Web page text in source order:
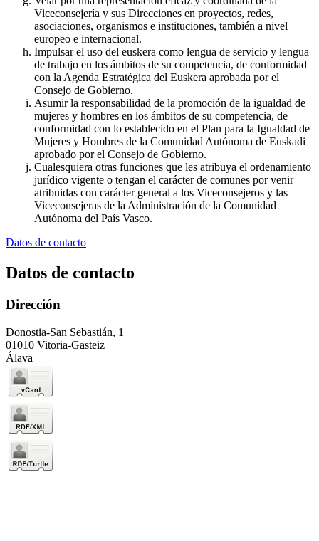
Viceconsejería y sus Direcciones en proyectos, redes,
asociaciones, organismos e instituciones, también a nivel
europeo e internacional.
Impulsar el uso del euskera como lengua de servicio y lengua
de trabajo en los ámbitos de su competencia, de conformidad
con la Agenda Estratégica del Euskera aprobada por el
Consejo de Gobierno.
Asumir la responsabilidad de la promoción de la igualdad de
mujeres y hombres en los ámbitos de su competencia, de
conformidad con lo establecido en el Plan para la Igualdad de
Mujeres y Hombres de la Comunidad Autónoma de Euskadi
aprobado por el Consejo de Gobierno.
Cualesquiera otras funciones que les atribuya el ordenamiento
jurídico vigente o tengan el carácter de comunes por venir
atribuidas con carácter general a los Viceconsejeros y las
Viceconsejeras de la Administración de la Comunidad
Autónoma del País Vasco.
Datos de contacto
Datos de contacto
Dirección
Donostia-San Sebastián, 1
01010 Vitoria-Gasteiz
Álava